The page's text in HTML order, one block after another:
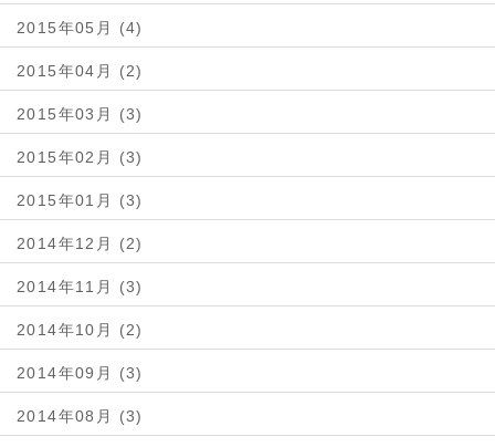
2015年05月 (4)
2015年04月 (2)
2015年03月 (3)
2015年02月 (3)
2015年01月 (3)
2014年12月 (2)
2014年11月 (3)
2014年10月 (2)
2014年09月 (3)
2014年08月 (3)